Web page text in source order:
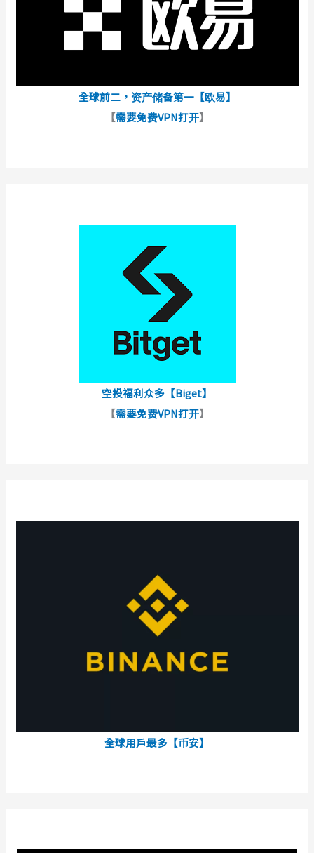
全球前二，资产储备第一【欧易】
【需要免费VPN打开】
空投福利众多【Biget】
【需要免费VPN打开】
全球用戶最多【币安】